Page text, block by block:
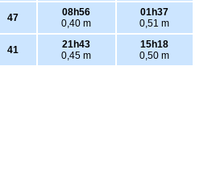
47
08h56
0,40 m
01h37
0,51 m
41
21h43
0,45 m
15h18
0,50 m